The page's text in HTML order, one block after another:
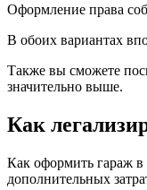
Оформление права
В обоих вариантах
Также вы сможете
значительно выше.
Как
Как оформить гараж в
дополнительных